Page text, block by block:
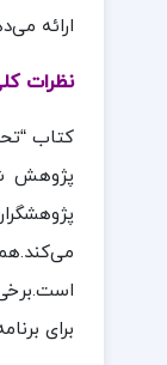
ارائه
نظرات
کتاب
پژوهش
برای